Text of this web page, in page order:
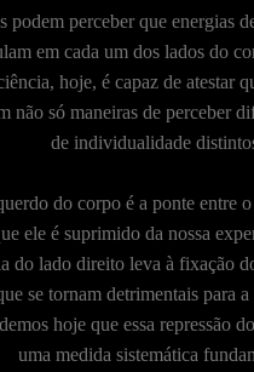
podem perceber que energias
em cada um dos lados do
hoje, é capaz de atestar
não só maneiras de perceber
de individualidade
do corpo é a ponte entre
ele é suprimido da nossa
do lado direito leva à fixação
se tornam detrimentais para
hoje que essa repressão
uma medida sistemática